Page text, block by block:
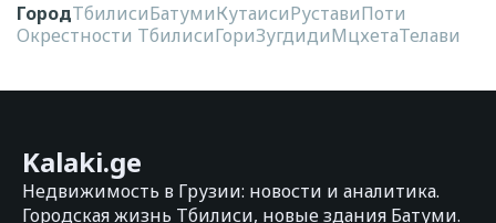
ГородТбилисиБатумиКутаисиРуставиПоти
Окрестности ТбилисиГориЗугдидиМцхетаТелави
Kalaki.ge
Недвижимость в Грузии: новости и аналитика.
Городская жизнь Тбилиси, новые здания Батуми.